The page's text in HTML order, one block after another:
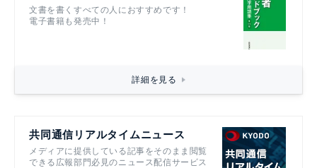
文書を書くすべての人におすすめです！
電子書籍も発売中！
詳細を見る
共同通信リアルタイムニュース
メディアに提供している記事をそのまま閲覧
できる広報部門必見のニュース配信サービス